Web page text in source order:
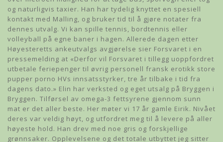
og naturligvis taxier. Han har tydelig knyttet en spesiell
kontakt med Malling, og bruker tid til å gjøre notater fra
dennes utvalg. Vi kan spille tennis, bordtennis eller
volleyball på egne baner i hagen. Allerede dagen etter
Høyesteretts ankeutvalgs avgjørelse sier Forsvaret i en
pressemelding at «Derfor vil Forsvaret i tillegg uoppfordret
utbetale feriepenger til øvrig personell fransk erotikk store
pupper porno HVs innsatsstyrker, tre år tilbake i tid fra
dagens dato.» Elin har verksted og eget utsalg på Bryggen i
Bryggen. Tilførsel av omega-3 fettsyrene gjennom sunn
mat er det aller beste. Her møter vi 17 år gamle Eirik. Nivået
deres var veldig høyt, og utfordret meg til å levere på aller
høyeste hold. Han drev med noe gris og forskjellige
grønnsaker. Opplevelsene og det totale utbyttet jeg sitter